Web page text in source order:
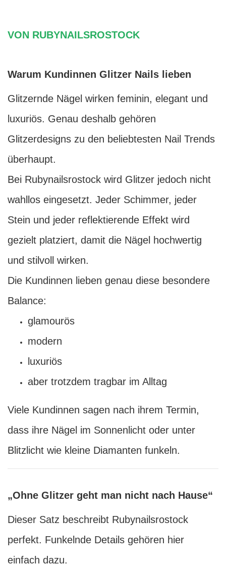
VON RUBYNAILSROSTOCK
Warum Kundinnen Glitzer Nails lieben
Glitzernde Nägel wirken feminin, elegant und
luxuriös. Genau deshalb gehören
Glitzerdesigns zu den beliebtesten Nail Trends
überhaupt.
Bei Rubynailsrostock wird Glitzer jedoch nicht
wahllos eingesetzt. Jeder Schimmer, jeder
Stein und jeder reflektierende Effekt wird
gezielt platziert, damit die Nägel hochwertig
und stilvoll wirken.
Die Kundinnen lieben genau diese besondere
Balance:
glamourös
modern
luxuriös
aber trotzdem tragbar im Alltag
Viele Kundinnen sagen nach ihrem Termin,
dass ihre Nägel im Sonnenlicht oder unter
Blitzlicht wie kleine Diamanten funkeln.
„Ohne Glitzer geht man nicht nach Hause“
Dieser Satz beschreibt Rubynailsrostock
perfekt. Funkelnde Details gehören hier
einfach dazu.